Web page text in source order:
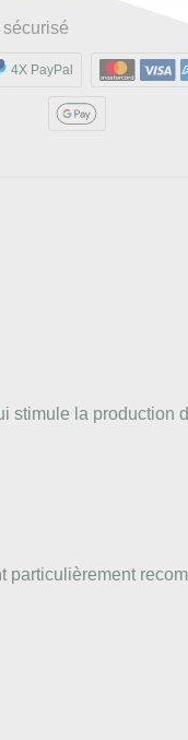
4X PayPal
stimule la production